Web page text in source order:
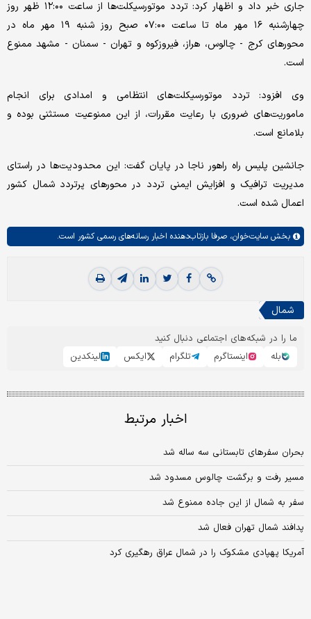
جاری خبر داد و اظهار کرد: تردد موتورسیکلت‌ها از ساعت ۱۲:۰۰ ظهر روز
چهارشنبه ۱۶ مهر ماه تا ساعت ۰۷:۰۰ صبح روز شنبه ۱۹ مهر ماه در
محورهای کرج - چالوس، هراز، فیروزکوه و تهران - سمنان - مشهد ممنوع
است.
وی افزود: تردد موتورسیکلت‌های انتظامی و امدادی برای انجام
ماموریت‌های ضروری با رعایت مقررات، از این ممنوعیت مستثنی بوده و
بلامانع است.
جانشین پلیس راه راهور ناجا در پایان گفت: این محدودیت‌ها در راستای
مدیریت ترافیک و افزایش ایمنی تردد در محورهای پرتردد شمال کشور
اعمال شده است.
بخش سایت‌خوان، صرفا بازتاب‌دهنده اخبار رسانه‌های رسمی کشور است.
شمال
ما را در شبکه‌های اجتماعی دنبال کنید
بله
اینستاگرم تلگرام ایکس لینکدین
اخبار مرتبط
بحران سفرهای تابستانی سه ساله شد
مسیر رفت و برگشت چالوس مسدود شد
سفر به شمال از این جاده ممنوع شد
پدافند شمال تهران فعال شد
آمریکا پهپادی مشکوک را در شمال عراق رهگیری کرد